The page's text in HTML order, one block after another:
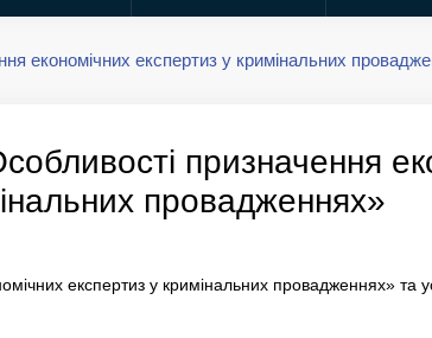
економічних експертиз у кримінальних
призначення
провадженнях»
експертиз у кримінальних провадженнях» та